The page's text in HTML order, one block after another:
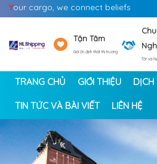
Your cargo, we connect beliefs
Tận Tâm
Giá ổn định nhất thị trường
Tốt và
TRANG CHỦ GIỚI THIỆU DỊCH
TIN TỨC VÀ BÀI VIẾT LIÊN HỆ